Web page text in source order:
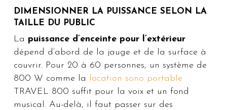
DIMENSIONNER LA PUISSANCE SELON LA
TAILLE DU PUBLIC
La puissance d’enceinte pour l’extérieur
dépend d’abord de la jauge et de la surface à
couvrir. Pour 20 à 60 personnes, un système de
800 W comme la location sono portable
TRAVEL 800 suffit pour la voix et un fond
musical. Au-delà, il faut passer sur des